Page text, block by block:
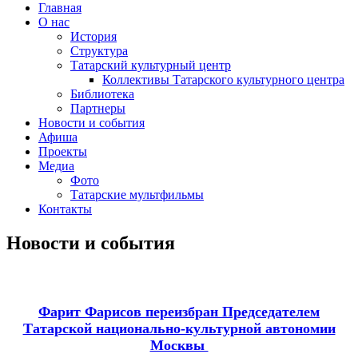
Главная
О нас
История
Структура
Татарский культурный центр
Коллективы Татарского культурного центра
Библиотека
Партнеры
Новости и события
Афиша
Проекты
Медиа
Фото
Татарские мультфильмы
Контакты
Новости и события
Фарит Фарисов переизбран Председателем
Татарской национально-культурной автономии
Москвы